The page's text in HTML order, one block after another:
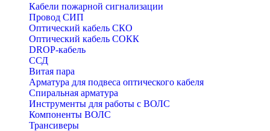
Кабели пожарной сигнализации
Провод СИП
Оптический кабель СКО
Оптический кабель СОКК
DROP-кабель
ССД
Витая пара
Арматура для подвеса оптического кабеля
Спиральная арматура
Инструменты для работы с ВОЛС
Компоненты ВОЛС
Трансиверы